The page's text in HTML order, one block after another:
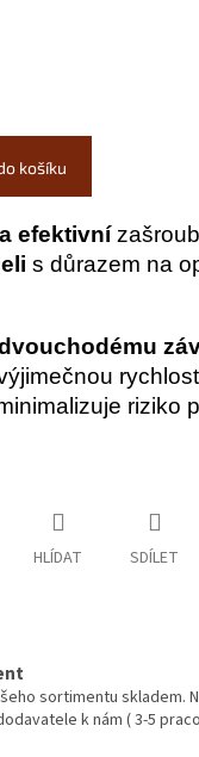
košíku
efektivní
s důrazem na
riziko
HLÍDAT SDÍLET
sortimentu skladem.
k nám ( 3-5